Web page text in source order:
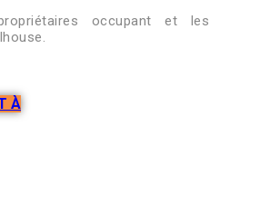
occupant et les
À